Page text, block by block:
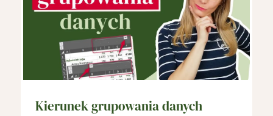
Kierunek grupowania danych